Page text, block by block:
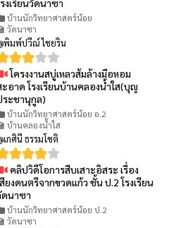
งเรียนวัดนาซา
บ้านนักวิทยาศาสตร์น้อย
วัดนาซา
พิมพ์ปวีณ์ ไชยริน
โครงงานสบู่เหลวส้มล้างมือหอม
อาด โรงเรียนบ้านคลองน้ำใส(บุญ
ระชานุกูล)
บ้านนักวิทยาศาสตร์น้อย อ.2
บ้านคลองน้ำใส
เกศินี ธรรมโชติ
คลิปวิดีโอการสืบเสาะอิสระ เรื่อง
ยงดนตรีจากขวดแก้ว ชั้น ป.2 โรงเรียน
ดนาซา
บ้านนักวิทยาศาสตร์น้อย ป.2
วัดนาซา